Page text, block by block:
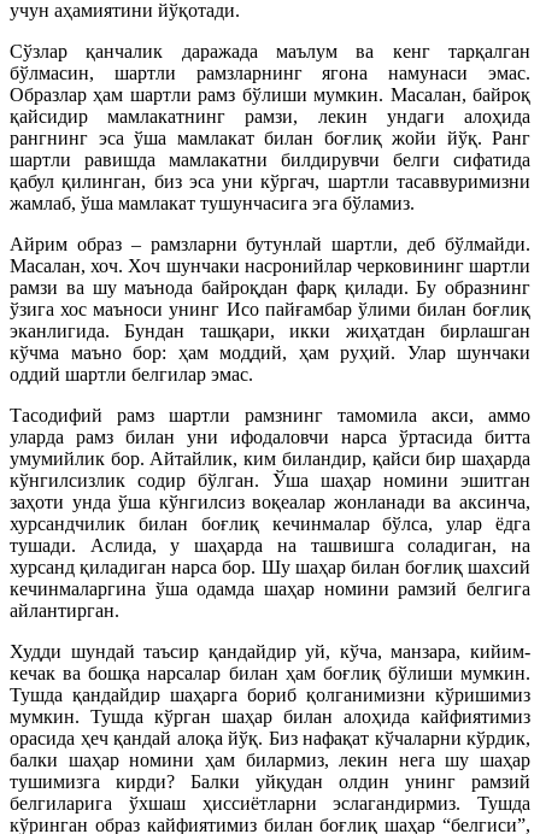
учун аҳамиятини йўқотади.
Сўзлар қанчалик даражада маълум ва кенг тарқалган
бўлмасин, шартли рамзларнинг ягона намунаси эмас.
Образлар ҳам шартли рамз бўлиши мумкин. Масалан, байроқ
қайсидир мамлакатнинг рамзи, лекин ундаги алоҳида
рангнинг эса ўша мамлакат билан боғлиқ жойи йўқ. Ранг
шартли равишда мамлакатни билдирувчи белги сифатида
қабул қилинган, биз эса уни кўргач, шартли тасаввуримизни
жамлаб, ўша мамлакат тушунчасига эга бўламиз.
Айрим образ – рамзларни бутунлай шартли, деб бўлмайди.
Масалан, хоч. Хоч шунчаки насронийлар черковининг шартли
рамзи ва шу маънода байроқдан фарқ қилади. Бу образнинг
ўзига хос маъноси унинг Исо пайғамбар ўлими билан боғлиқ
эканлигида. Бундан ташқари, икки жиҳатдан бирлашган
кўчма маъно бор: ҳам моддий, ҳам руҳий. Улар шунчаки
оддий шартли белгилар эмас.
Тасодифий рамз шартли рамзнинг тамомила акси, аммо
уларда рамз билан уни ифодаловчи нарса ўртасида битта
умумийлик бор. Айтайлик, ким биландир, қайси бир шаҳарда
кўнгилсизлик содир бўлган. Ўша шаҳар номини эшитган
заҳоти унда ўша кўнгилсиз воқеалар жонланади ва аксинча,
хурсандчилик билан боғлиқ кечинмалар бўлса, улар ёдга
тушади. Аслида, у шаҳарда на ташвишга соладиган, на
хурсанд қиладиган нарса бор. Шу шаҳар билан боғлиқ шахсий
кечинмаларгина ўша одамда шаҳар номини рамзий белгига
айлантирган.
Худди шундай таъсир қандайдир уй, кўча, манзара, кийим-
кечак ва бошқа нарсалар билан ҳам боғлиқ бўлиши мумкин.
Тушда қандайдир шаҳарга бориб қолганимизни кўришимиз
мумкин. Тушда кўрган шаҳар билан алоҳида кайфиятимиз
орасида ҳеч қандай алоқа йўқ. Биз нафақат кўчаларни кўрдик,
балки шаҳар номини ҳам билармиз, лекин нега шу шаҳар
тушимизга кирди? Балки уйқудан олдин унинг рамзий
белгиларига ўхшаш ҳиссиётларни эслагандирмиз. Тушда
кўринган образ кайфиятимиз билан боғлиқ шаҳар “белгиси”,